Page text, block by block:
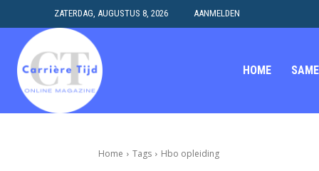
ZATERDAG, AUGUSTUS 8, 2026 AANMELDEN
HOME
Home Tags Hbo opleiding